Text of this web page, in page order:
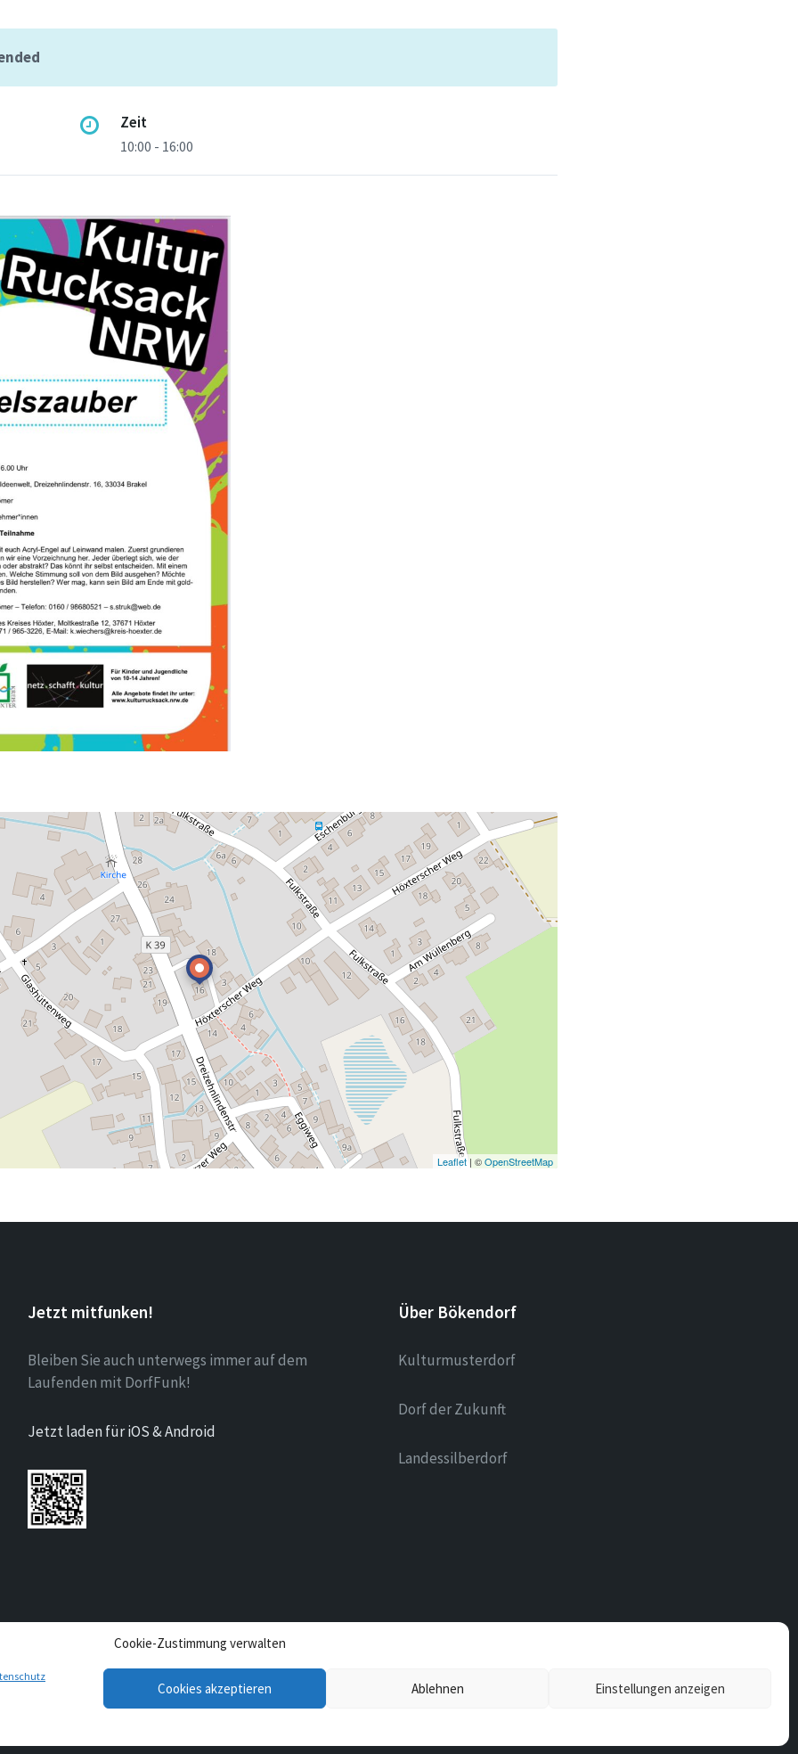
Cookie-Zustimmung verwalten
Cookies akzeptieren Ablehnen Einstellungen anzeigen
Zeit
10:00 - 16:00
Leaflet| ©OpenStreetMap
Jetzt mitfunken!
Bleiben Sie auch unterwegs immer auf dem
Laufenden mit DorfFunk!
Jetzt laden für iOS & Android
Über Bökendorf
Kulturmusterdorf
Dorf der Zukunft
Landessilberdorf